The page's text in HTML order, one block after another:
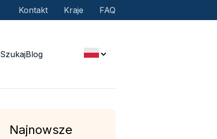
Kontakt Kraje FAQ
SzukajBlog
Najnowsze